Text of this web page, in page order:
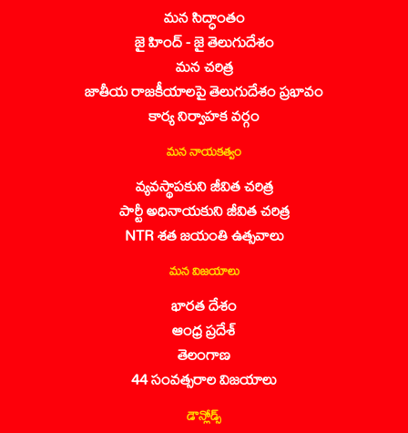
మన సిద్ధాంతం
జై హింద్ - జై తెలుగుదేశం
మన చరిత్ర
జాతీయ రాజకీయాలపై తెలుగుదేశం ప్రభావం
కార్య నిర్వాహక వర్గం
మన నాయకత్వం
వ్యవస్థాపకుని జీవిత చరిత్ర
పార్టీ అధినాయకుని జీవిత చరిత్ర
NTR శత జయంతి ఉత్సవాలు
మన విజయాలు
భారత దేశం
ఆంధ్ర ప్రదేశ్
తెలంగాణ
44 సంవత్సరాల విజయాలు
డౌన్లోడ్స్